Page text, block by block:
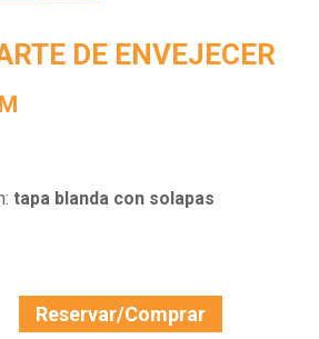
DE ENVEJECER
tapa blanda con solapas
Reservar/Comprar